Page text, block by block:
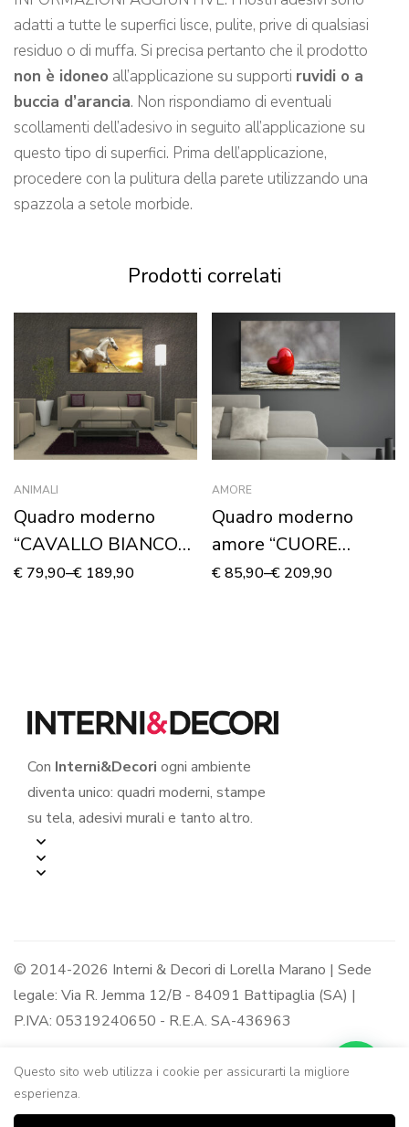
adatti a tutte le superfici lisce, pulite, prive di qualsiasi
residuo o di muffa. Si precisa pertanto che il prodotto
non è idoneo all’applicazione su supporti ruvidi o a
buccia d’arancia. Non rispondiamo di eventuali
scollamenti dell’adesivo in seguito all’applicazione su
questo tipo di superfici. Prima dell’applicazione,
procedere con la pulitura della parete utilizzando una
spazzola a setole morbide.
Prodotti correlati
ANIMALI
Quadro moderno
“CAVALLO BIANCO
CHE CORRE”
€ 79,90–€ 189,90
AMORE
Quadro moderno
amore “CUORE
ROSSO DI SAN
€85,90–€ 209,90
Con Interni&Decori ogni ambiente
diventa unico: quadri moderni, stampe
su tela, adesivi murali e tanto altro.
© 2014-2026 Interni & Decori di Lorella Marano | Sede
legale: Via R. Jemma 12/B - 84091 Battipaglia (SA) |
P.IVA: 05319240650 - R.E.A. SA-436963
Questo sito web utilizza i cookie per assicurarti la migliore
esperienza.